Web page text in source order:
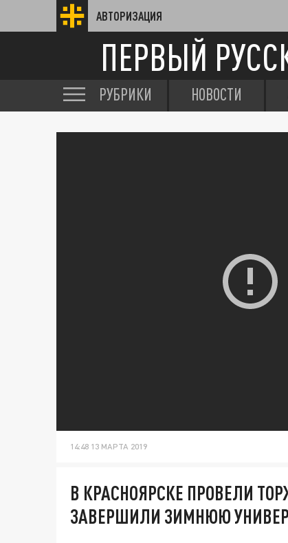
АВТОРИЗАЦИЯ
ПЕРВЫЙ
РУБРИКИ НОВОСТИ
14:48 13 МАРТА 2019
В КРАСНОЯРСКЕ ПРОВЕЛИ
ЗАВЕРШИЛИ ЗИМНЮЮ